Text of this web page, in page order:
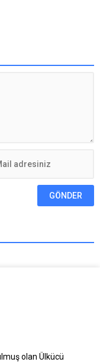
olan Ülkücü